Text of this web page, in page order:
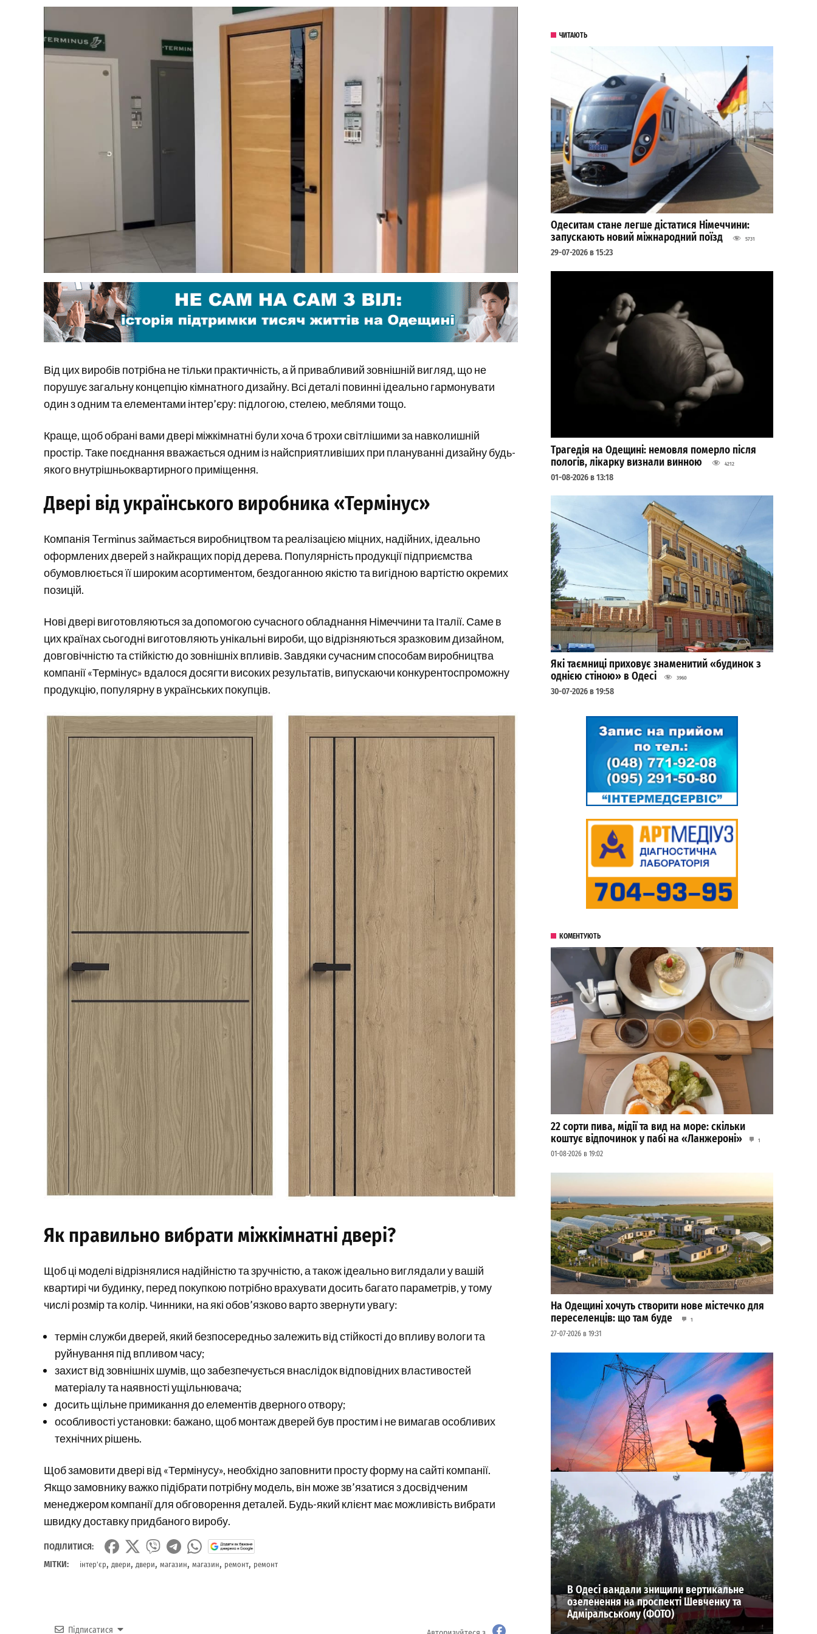
Від цих виробів потрібна не тільки практичність, а й привабливий зовнішній вигляд, що не
порушує загальну концепцію кімнатного дизайну. Всі деталі повинні ідеально гармонувати
один з одним та елементами інтер’єру: підлогою, стелею, меблями тощо.
Краще, щоб обрані вами двері міжкімнатні були хоча б трохи світлішими за навколишній
простір. Таке поєднання вважається одним із найсприятливіших при плануванні дизайну будь-
якого внутрішньоквартирного приміщення.
Двері від українського виробника «Термінус»
Компанія Terminus займається виробництвом та реалізацією міцних, надійних, ідеально
оформлених дверей з найкращих порід дерева. Популярність продукції підприємства
обумовлюється її широким асортиментом, бездоганною якістю та вигідною вартістю окремих
позицій.
Нові двері виготовляються за допомогою сучасного обладнання Німеччини та Італії. Саме в
цих країнах сьогодні виготовляють унікальні вироби, що відрізняються зразковим дизайном,
довговічністю та стійкістю до зовнішніх впливів. Завдяки сучасним способам виробництва
компанії «Термінус» вдалося досягти високих результатів, випускаючи конкурентоспроможну
продукцію, популярну в українських покупців.
Як правильно вибрати міжкімнатні двері?
Щоб ці моделі відрізнялися надійністю та зручністю, а також ідеально виглядали у вашій
квартирі чи будинку, перед покупкою потрібно врахувати досить багато параметрів, у тому
числі розмір та колір. Чинники, на які обов’язково варто звернути увагу:
термін служби дверей, який безпосередньо залежить від стійкості до впливу вологи та
руйнування під впливом часу;
захист від зовнішніх шумів, що забезпечується внаслідок відповідних властивостей
матеріалу та наявності ущільнювача;
досить щільне примикання до елементів дверного отвору;
особливості установки: бажано, щоб монтаж дверей був простим і не вимагав особливих
технічних рішень.
Щоб замовити двері від «Термінусу», необхідно заповнити просту форму на сайті компанії.
Якщо замовнику важко підібрати потрібну модель, він може зв’язатися з досвідченим
менеджером компанії для обговорення деталей. Будь-який клієнт має можливість вибрати
швидку доставку придбаного виробу.
ПОДІЛИТИСЯ:
МІТКИ:
інтер'єр, двери, двери, магазин, магазин, ремонт, ремонт
Підписатися
ЧИТАЮТЬ
Одеситам стане легше дістатися Німеччини:
запускають новий міжнародний поїзд
5731
29-07-2026 в 15:23
Трагедія на Одещині: немовля померло після
пологів, лікарку визнали винною
4212
01-08-2026 в 13:18
Які таємниці приховує знаменитий «будинок з
однією стіною» в Одесі
3960
30-07-2026 в 19:58
КОМЕНТУЮТЬ
22 сорти пива, мідії та вид на море: скільки
коштує відпочинок у пабі на «Ланжероні»
1
01-08-2026 в 19:02
На Одещині хочуть створити нове містечко для
переселенців: що там буде
1
27-07-2026 в 19:31
У трьох районах Одеси 3 серпня можливі
відключення світла: що відомо
02-08-2026 в 15:38
ВИБІР РЕДАКЦІЇ
В Одесі вандали знищили вертикальне
озеленення на проспекті Шевченку та
Адміральському (ФОТО)